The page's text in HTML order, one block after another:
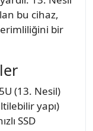
bu cihaz,
bir
(13. Nesil)
yapı)
SSD